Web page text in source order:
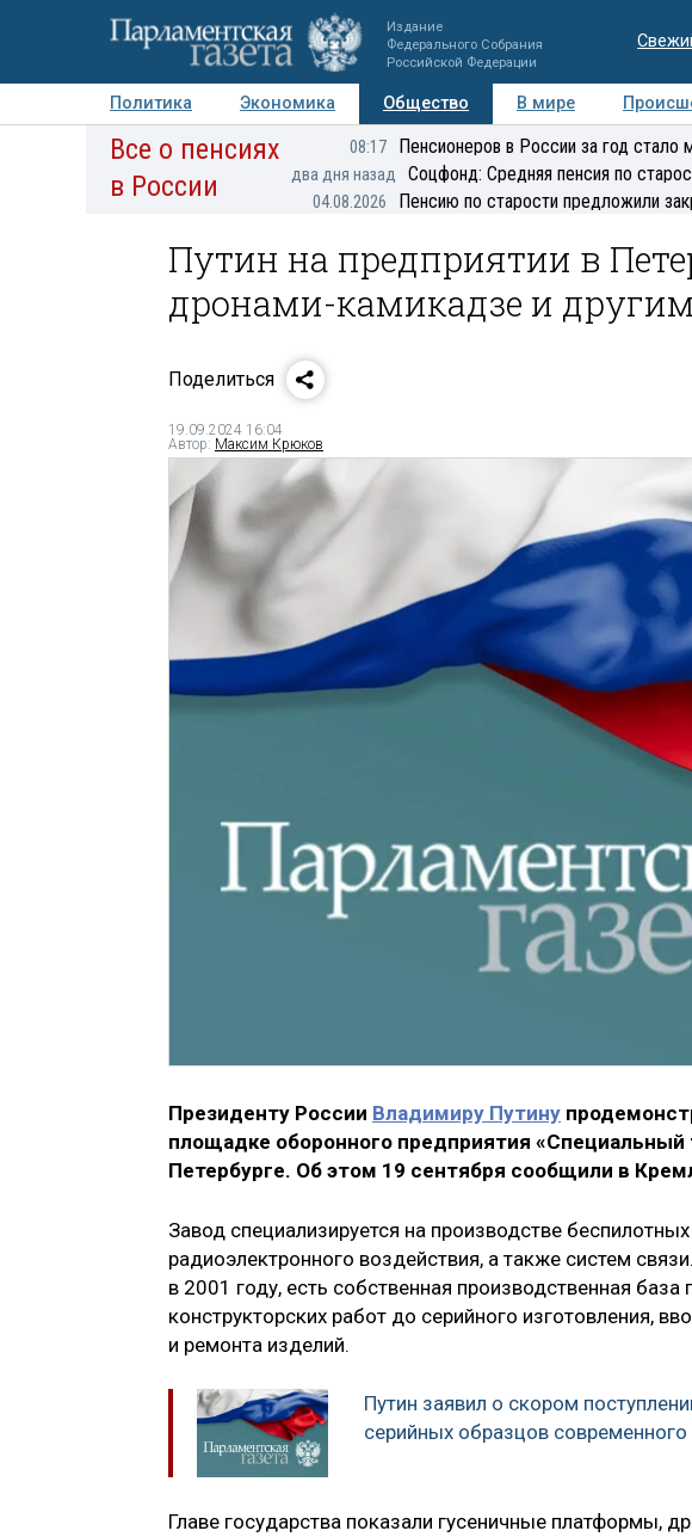
Издание
Федерального Собрания
Российской Федерации
Политика Экономика Общество В мире
Авторы Персоны Мнения Регионы Медиацентр
Все о пенсиях
в России
08:17 Пенсионеров в России за год стало
два дня назад Соцфонд: Средняя пенсия по
04.08.2026 Пенсию по старости предложили
Путин на предприятии в
дронами-камикадзе и
Поделиться
19.09.2024 16:04
Автор: Максим Крюков
Президенту России Владимиру Путину
площадке оборонного предприятия «Специальный
Петербурге. Об этом 19 сентября сообщили в
Завод специализируется на производстве
радиоэлектронного воздействия, а также систем
в 2001 году, есть собственная производственная
конструкторских работ до серийного изготовления,
и ремонта изделий.
Путин заявил о скором
серийных образцов
Главе государства показали гусеничные платформы,